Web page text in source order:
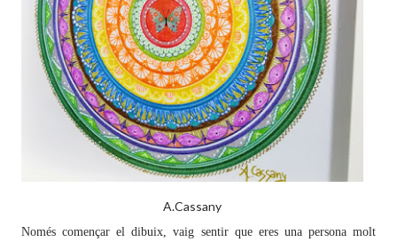
A.Cassany
Només començar el dibuix, vaig sentir que eres una persona molt